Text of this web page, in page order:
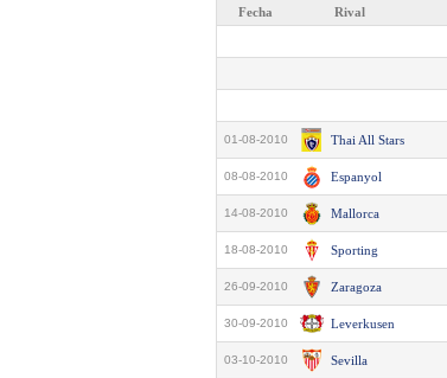
Fecha Rival
01-08-2010 Thai All Stars
08-08-2010 Espanyol
14-08-2010 Mallorca
18-08-2010 Sporting
26-09-2010 Zaragoza
30-09-2010 Leverkusen
03-10-2010 Sevilla